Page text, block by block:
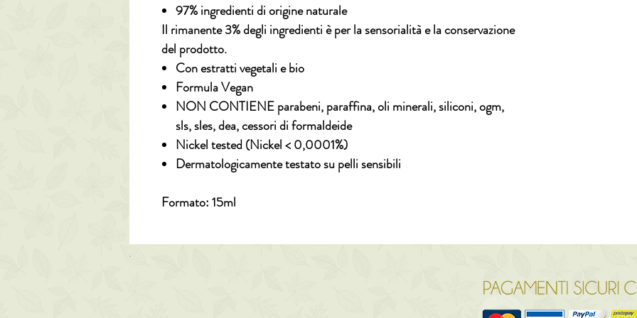
97% ingredienti di origine naturale
Il rimanente 3% degli ingredienti è per la sensorialità e la conservazione
del prodotto.
Con estratti vegetali e bio
Formula Vegan
NON CONTIENE parabeni, paraffina, oli minerali, siliconi, ogm,
sls, sles, dea, cessori di formaldeide
Nickel tested (Nickel < 0,0001%)
Dermatologicamente testato su pelli sensibili
Formato: 15ml